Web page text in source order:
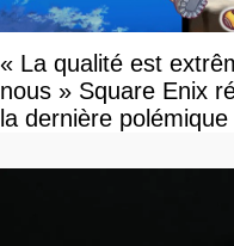
« La qualité est
nous » Square Enix
la dernière